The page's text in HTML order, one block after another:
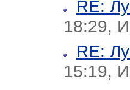
RE:
18:29,
RE:
15:19,